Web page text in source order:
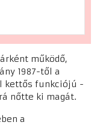
működő,
1987-től a
kettős funkciójú -
nőtte ki magát.
a